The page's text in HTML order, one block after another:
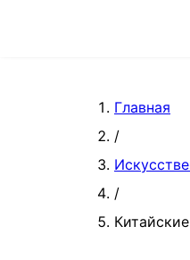
Главная
/
/